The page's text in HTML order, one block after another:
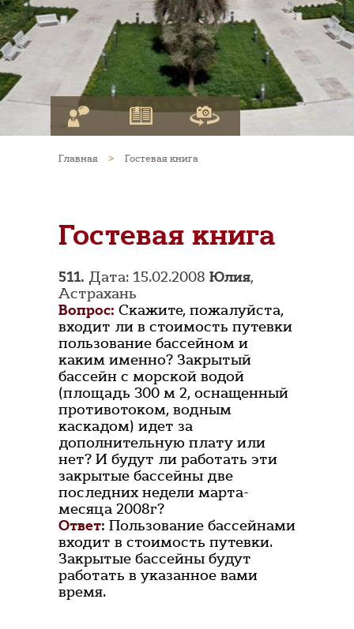
Главная > Гостевая книга
Гостевая книга
511. Дата: 15.02.2008 Юлия,
Астрахань
Вопрос: Скажите, пожалуйста,
входит ли в стоимость путевки
пользование бассейном и
каким именно? Закрытый
бассейн с морской водой
(площадь 300 м 2, оснащенный
противотоком, водным
каскадом) идет за
дополнительную плату или
нет? И будут ли работать эти
закрытые бассейны две
последних недели марта-
месяца 2008г?
Ответ: Пользование бассейнами
входит в стоимость путевки.
Закрытые бассейны будут
работать в указанное вами
время.